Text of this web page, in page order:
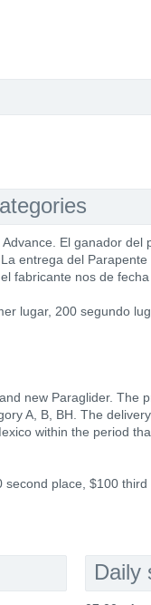
El ganador
entrega del
fabricante nos de
lugar, 200 segundo
new Paraglider. The
A, B, BH. The
within the period
second place, $100 third
Daily